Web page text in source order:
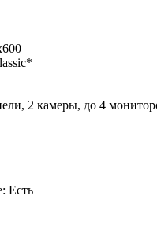
2 камеры, до 4
Есть